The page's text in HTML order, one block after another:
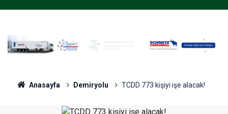
Anasayfa Demiryolu TCDD 773 kişiyi işe alacak!